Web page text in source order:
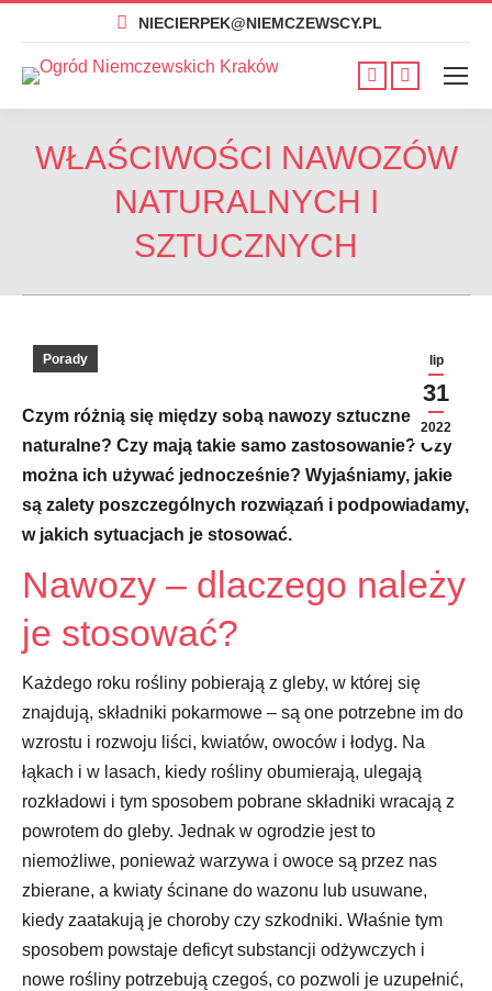
NIECIERPEK@NIEMCZEWSCY.PL
Facebook
się
w
Instagram
się
w
WŁAŚCIWOŚCI NAWOZÓW
NATURALNYCH I
SZTUCZNYCH
lip
31
2022
Porady
Czym różnią się między sobą nawozy sztuczne i
naturalne? Czy mają takie samo zastosowanie? Czy
można ich używać jednocześnie? Wyjaśniamy, jakie
są zalety poszczególnych rozwiązań i podpowiadamy,
w jakich sytuacjach je stosować.
Nawozy – dlaczego należy
je stosować?
Każdego roku rośliny pobierają z gleby, w której się
znajdują, składniki pokarmowe – są one potrzebne im do
wzrostu i rozwoju liści, kwiatów, owoców i łodyg. Na
łąkach i w lasach, kiedy rośliny obumierają, ulegają
rozkładowi i tym sposobem pobrane składniki wracają z
powrotem do gleby. Jednak w ogrodzie jest to
niemożliwe, ponieważ warzywa i owoce są przez nas
zbierane, a kwiaty ścinane do wazonu lub usuwane,
kiedy zaatakują je choroby czy szkodniki. Właśnie tym
sposobem powstaje deficyt substancji odżywczych i
nowe rośliny potrzebują czegoś, co pozwoli je uzupełnić,